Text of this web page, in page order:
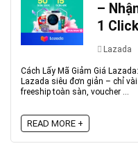
–
1
Lazada
Cách Lấy Mã Giảm Giá
Lazada siêu đơn giản – chỉ
freeship toàn sàn, voucher ...
READ MORE +